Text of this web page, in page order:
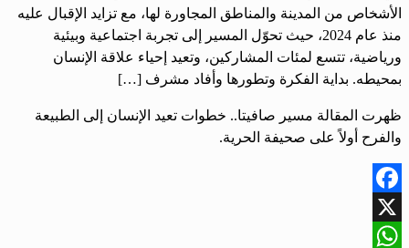
الأشخاص من المدينة والمناطق المجاورة لها، ‏مع تزايد الإقبال عليه
منذ عام 2024، حيث تحوّل المسير إلى تجربة اجتماعية وبيئية
ورياضية، تتسع لمئات المشاركين، وتعيد إحياء علاقة الإنسان
بمحيطه. بداية الفكرة وتطورها وأفاد مشرف […]
ظهرت المقالة مسير صافيتا.. خطوات تعيد الإنسان إلى الطبيعة
والفرح أولاً على صحيفة الحرية.
Facebook
X